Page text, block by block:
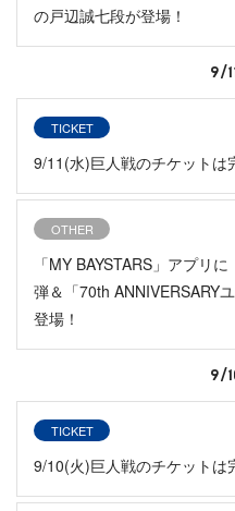
の戸辺誠七段が登場！
9/
TICKET
9/11(水)巨人戦のチケットは
OTHER
「MY BAYSTARS」アプリ
弾＆「70th ANNIVERSARY
登場！
9/
TICKET
9/10(火)巨人戦のチケットは